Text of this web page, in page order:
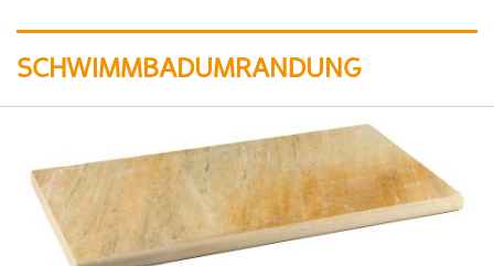
SCHWIMMBADUMRANDUNG